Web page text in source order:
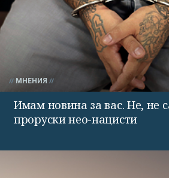
МНЕНИЯ
Имам новина за вас. Не, не
проруски нео-нацисти